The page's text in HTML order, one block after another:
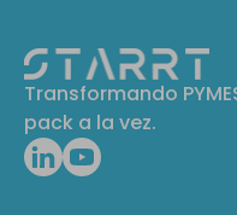
Transformando
pack a la vez.